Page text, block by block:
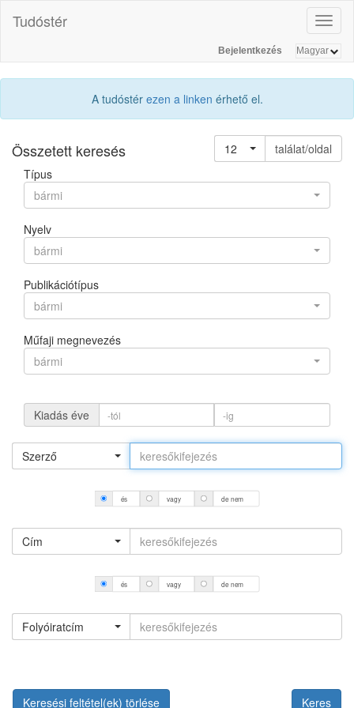
Tudóstér
Bejelentkezés
A tudóstér ezen a linken érhető el.
Összetett keresés 12
találat/oldal
Típus
bármi
Nyelv
bármi
Publikációtípus
bármi
Műfaji megnevezés
bármi
Kiadás éve
Szerző
és vagy de nem
Cím
és vagy de nem
Folyóiratcím
Keresési feltétel(ek) törlése